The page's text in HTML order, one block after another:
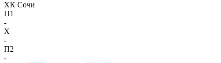
ХК Сочи
П1
-
X
-
П2
-